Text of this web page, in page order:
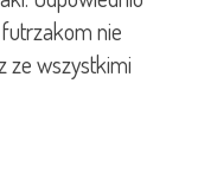
nie
ze wszystkimi